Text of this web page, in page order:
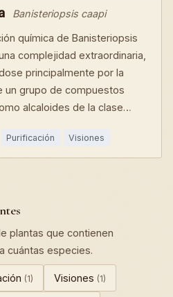
Banisteriopsis caapi
química de Banisteriopsis
complejidad extraordinaria,
principalmente por la
un grupo de compuestos
alcaloides de la clase…
Purificación Visiones
plantas que contienen
cuántas especies.
(1) Visiones (1)